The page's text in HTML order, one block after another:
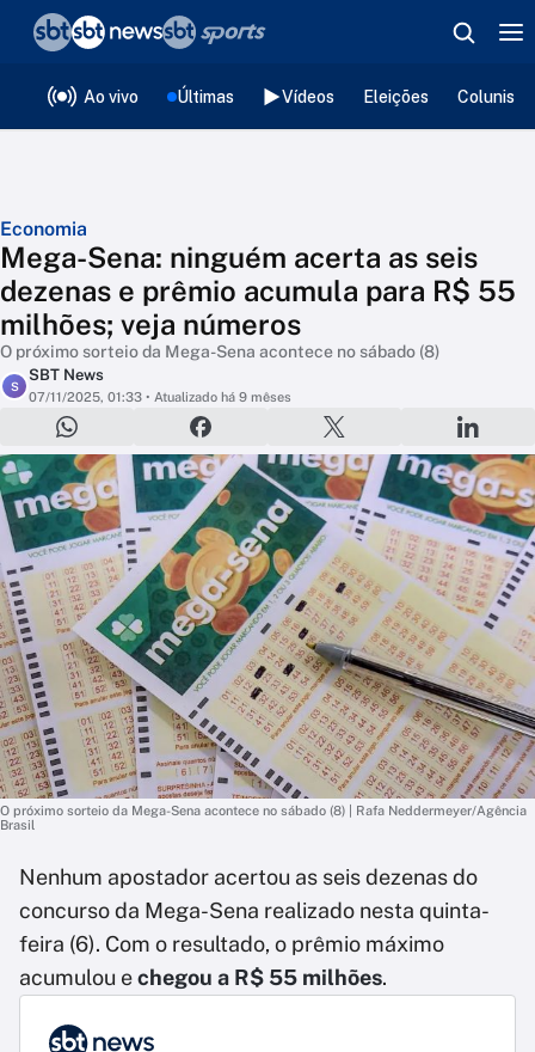
Ao vivo Últimas Vídeos Eleições
Economia
Mega-Sena: ninguém acerta as seis
dezenas e prêmio acumula para R$ 55
milhões; veja números
O próximo sorteio da Mega-Sena acontece no sábado (8)
S
SBT News
07/11/2025, 01:33 • Atualizado há 9 mêses
O próximo sorteio da Mega-Sena acontece no sábado (8) | Rafa Neddermeyer/Agência
Brasil
Nenhum apostador acertou as seis dezenas do
concurso da Mega-Sena realizado nesta quinta-
feira (6). Com o resultado, o prêmio máximo
acumulou echegou a R$ 55 milhões.
❮voltar
Editorias